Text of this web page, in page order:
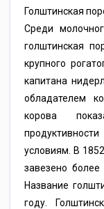
Голштинская
Среди
голштинская
крупного
капитана
обладателем
корова
условиям. В
завезено
Название
году.